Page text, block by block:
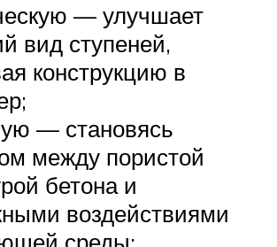
— улучшает
вид ступеней,
конструкцию в
— становясь
между пористой
бетона и
воздействиями